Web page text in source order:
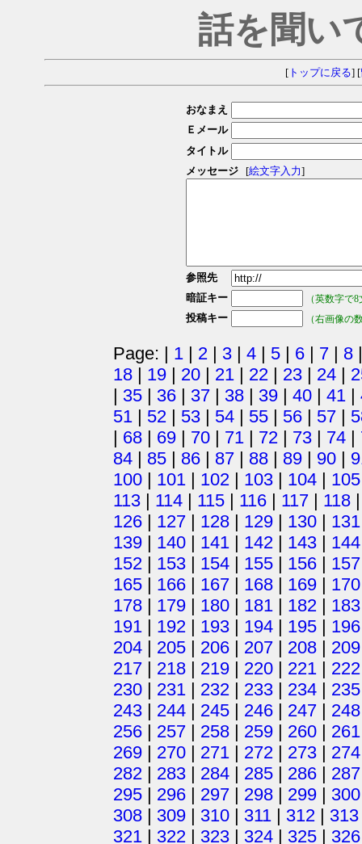
話を聞い
[トップに戻る] [
おなまえ
Ｅメール
タイトル
メッセージ
[絵文字入力]
参照先
暗証キー
（英数字で
投稿キー （右画像の
Page: | 1 | 2 | 3 | 4 | 5 | 6 | 7 | 8
18 | 19 | 20 | 21 | 22 | 23 | 24 |
| 35 | 36 | 37 | 38 | 39 | 40 | 41 |
51 | 52 | 53 | 54 | 55 | 56 | 57 |
| 68 | 69 | 70 | 71 | 72 | 73 | 74 |
84 | 85 | 86 | 87 | 88 | 89 | 90 |
100 | 101 | 102 | 103 | 104 | 105
113 | 114 | 115 | 116 | 117 | 118
126 | 127 | 128 | 129 | 130 | 131
139 | 140 | 141 | 142 | 143 | 144
152 | 153 | 154 | 155 | 156 | 157
165 | 166 | 167 | 168 | 169 | 170
178 | 179 | 180 | 181 | 182 | 183
191 | 192 | 193 | 194 | 195 | 196
204 | 205 | 206 | 207 | 208 | 209
217 | 218 | 219 | 220 | 221 | 222
230 | 231 | 232 | 233 | 234 | 235
243 | 244 | 245 | 246 | 247 | 248
256 | 257 | 258 | 259 | 260 | 261
269 | 270 | 271 | 272 | 273 | 274
282 | 283 | 284 | 285 | 286 | 287
295 | 296 | 297 | 298 | 299 | 300
308 | 309 | 310 | 311 | 312 | 313
321 | 322 | 323 | 324 | 325 | 326